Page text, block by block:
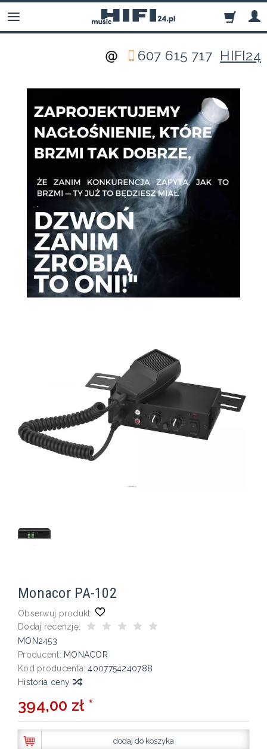
607 615 717 HIFI24
Monacor PA-102
Obserwuj produkt:
Dodaj recenzję:
MON2453
Producent: MONACOR
Kod producenta: 4007754240788
Historia ceny
394,00 zł *
dodaj do koszyka